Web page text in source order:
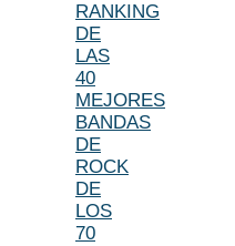
RANKING
DE
LAS
40
MEJORES
BANDAS
DE
ROCK
DE
LOS
70